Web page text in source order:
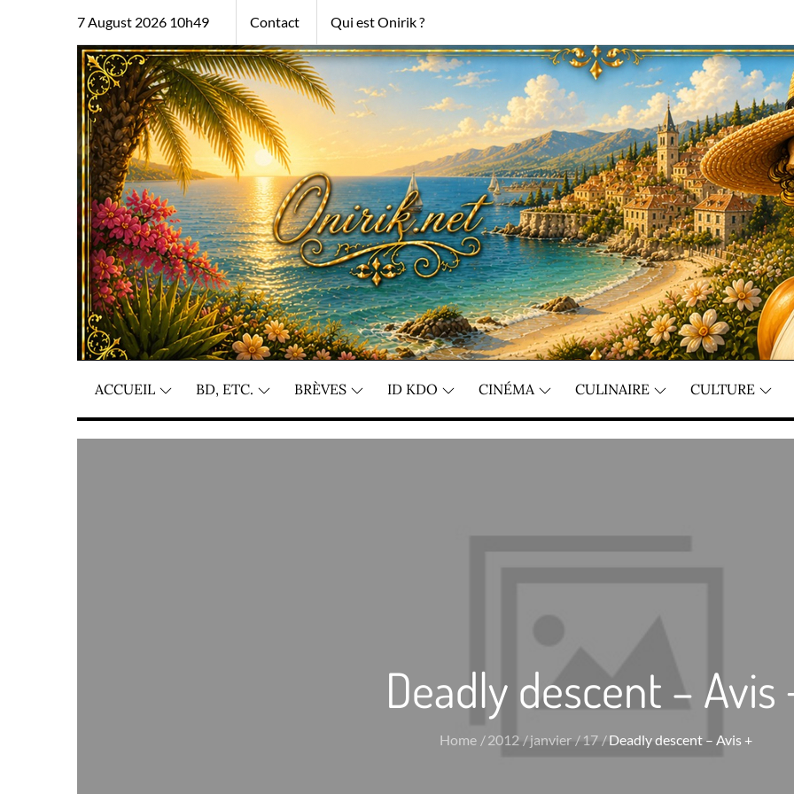
7 August 2026 10h49 Contact Qui est Onirik ?
ACCUEIL BD, ETC. BRÈVES ID KDO CINÉMA CULINAIRE CULTURE
Deadly descent – Avis
Home 2012 janvier 17 Deadly descent – Avis +